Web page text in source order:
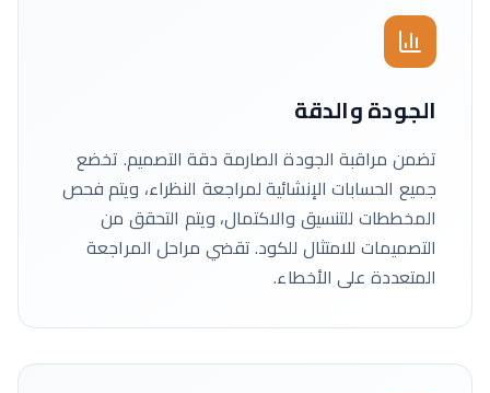
الجودة والدقة
تضمن مراقبة الجودة الصارمة دقة التصميم. تخضع
جميع الحسابات الإنشائية لمراجعة النظراء، ويتم فحص
المخططات للتنسيق والاكتمال، ويتم التحقق من
التصميمات للامتثال للكود. تقضي مراحل المراجعة
المتعددة على الأخطاء.